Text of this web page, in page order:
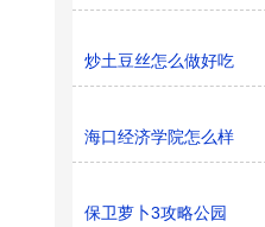
炒土豆丝怎么做好吃
海口经济学院怎么样
保卫萝卜3攻略公园